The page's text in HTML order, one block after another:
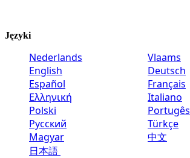
Języki
Nederlands
Vlaams
English
Deutsch
Español
Français
Ελληνική
Italiano
Polski
Portugês
Русский
Türkçe
Magyar
中文
日本語